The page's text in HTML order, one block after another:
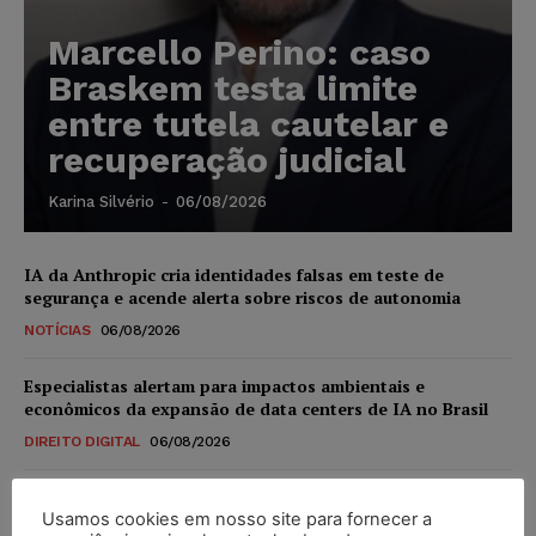
Marcello Perino: caso
Braskem testa limite
entre tutela cautelar e
recuperação judicial
Karina Silvério - 06/08/2026
IA da Anthropic cria identidades falsas em teste de
segurança e acende alerta sobre riscos de autonomia
NOTÍCIAS 06/08/2026
Especialistas alertam para impactos ambientais e
econômicos da expansão de data centers de IA no Brasil
DIREITO DIGITAL 06/08/2026
invioláveis após assinatura digital e lacração
Usamos cookies em nosso site para fornecer a